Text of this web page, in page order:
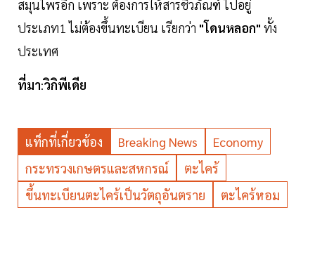
สมุนไพรอีก เพราะ ต้องการให้สารชีวภัณฑ์ ไปอยู่
ประเภท1 ไม่ต้องขึ้นทะเบียน เรียกว่า "โดนหลอก" ทั้ง
ประเทศ
ที่มา:วิกิพีเดีย
แท็กที่เกี่ยวข้อง Breaking News
Economy
กระทรวงเกษตรและสหกรณ์
ตะไคร้
ขึ้นทะเบียนตะไคร้เป็นวัตถุอันตราย
ตะไคร้หอม